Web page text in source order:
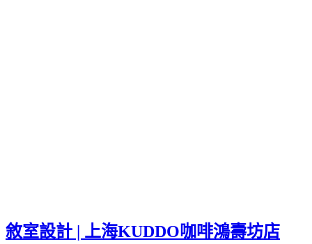
敘室設計 | 上海KUDDO咖啡鴻壽坊店